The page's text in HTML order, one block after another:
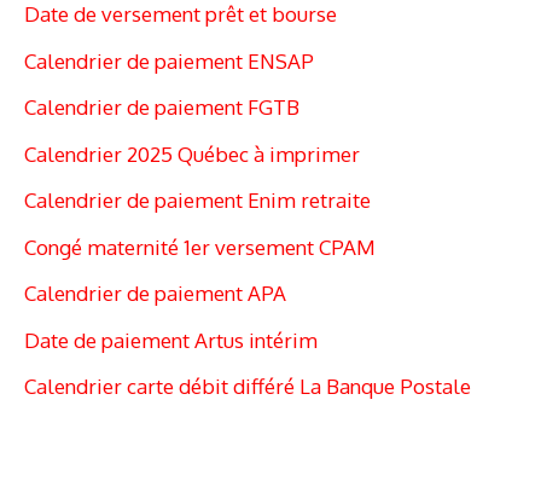
Date de versement prêt et bourse
Calendrier de paiement ENSAP
Calendrier de paiement FGTB
Calendrier 2025 Québec à imprimer
Calendrier de paiement Enim retraite
Congé maternité 1er versement CPAM
Calendrier de paiement APA
Date de paiement Artus intérim
Calendrier carte débit différé La Banque Postale